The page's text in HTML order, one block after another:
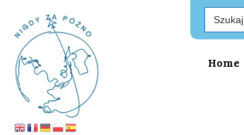
Search
for:
Home